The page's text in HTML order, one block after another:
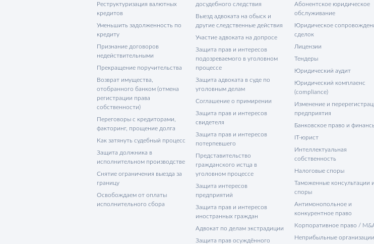
Реструктуризация валютных
кредитов
Уменьшить задолженность по
кредиту
Признание договоров
недействительными
Прекращение поручительства
Возврат имущества,
отобранного банком (отмена
регистрации права
собственности)
Переговоры с кредиторами,
факторинг, прощение долга
Как затянуть судебный процесс
Защита должника в
исполнительном производстве
Снятие ограничения выезда за
границу
Освобождаем от оплаты
исполнительного сбора
досудебного следствия
Выезд адвоката на обыск и
другие следственные действия
Участие адвоката на допросе
Защита прав и интересов
подозреваемого в уголовном
процессе
Защита адвоката в суде по
уголовным делам
Соглашение о примирении
Защита прав и интересов
свидетеля
Защита прав и интересов
потерпевшего
Представительство
гражданского истца в
уголовном процессе
Защита интересов
предприятий
Защита прав и интересов
иностранных граждан
Адвокат по делам экстрадиции
Защита прав осуждённого
Абонентское юридическое
обслуживание
Юридическое
сделок
Лицензии
Тендеры
Юридический аудит
Юридический комплаенс
(compliance)
Изменение и
предприятия
Банковское право и
IT-юрист
Интеллектуальная
собственность
Налоговые споры
Таможенные консультации и
споры
Антимонопольное и
конкурентное право
Корпоративное право /
Неприбыльные организации